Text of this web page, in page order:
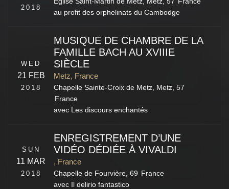
2018
au profit des orphelinats du Cambodge
WED
21 FEB
2018
MUSIQUE DE CHAMBRE DE LA
FAMILLE BACH AU XVIIIE
SIÈCLE
Metz, France
Chapelle Sainte-Croix de Metz, Metz, 57
France
avec Les discours enchantés
SUN
11 MAR
2018
ENREGISTREMENT D’UNE
VIDÉO DÉDIÉE À VIVALDI
, France
Chapelle de Fourvière,69 France
avec Il delirio fantastico